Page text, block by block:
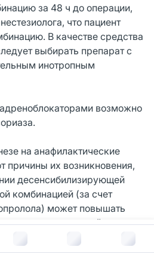
за
за 48 ч до операции,
что пациент
В качестве средства
выбирать препарат с
инотропным
возможно
на анафилактические
причины их возникновения,
десенсибилизирующей
комбинацией (за счет
может повышать
реакций и
резистентности к лечению